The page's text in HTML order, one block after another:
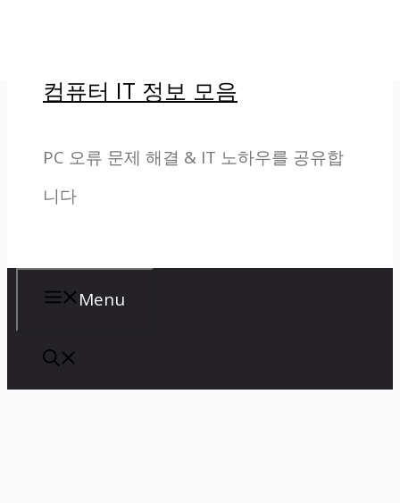
컴퓨터 IT 정보 모음
PC 오류 문제 해결 & IT 노하우를 공유합
니다
Menu